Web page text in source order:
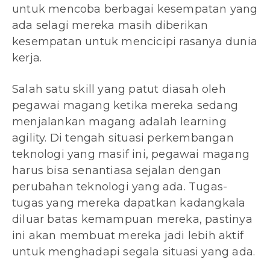
untuk mencoba berbagai kesempatan yang
ada selagi mereka masih diberikan
kesempatan untuk mencicipi rasanya dunia
kerja.
Salah satu skill yang patut diasah oleh
pegawai magang ketika mereka sedang
menjalankan magang adalah learning
agility. Di tengah situasi perkembangan
teknologi yang masif ini, pegawai magang
harus bisa senantiasa sejalan dengan
perubahan teknologi yang ada. Tugas-
tugas yang mereka dapatkan kadangkala
diluar batas kemampuan mereka, pastinya
ini akan membuat mereka jadi lebih aktif
untuk menghadapi segala situasi yang ada.